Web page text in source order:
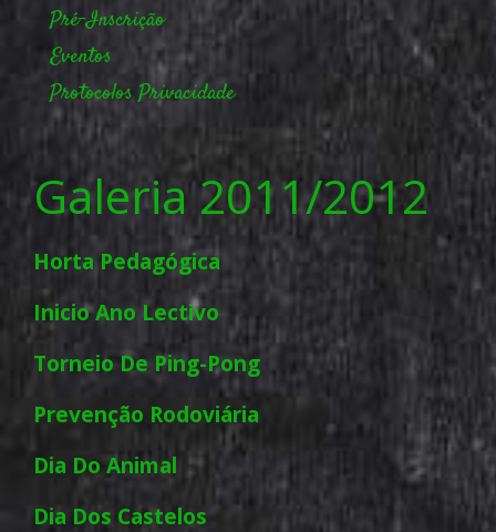
Pré-Inscrição
Eventos
Protocolos Privacidade
Galeria 2011/2012
Horta Pedagógica
Inicio Ano Lectivo
Torneio De Ping-Pong
Prevenção Rodoviária
Dia Do Animal
Dia Dos Castelos